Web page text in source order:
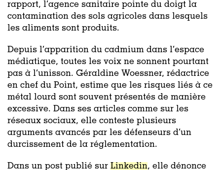
rapport, l’agence sanitaire pointe du doigt la
contamination des sols agricoles dans lesquels
les aliments sont produits.
Depuis l’apparition du cadmium dans l’espace
médiatique, toutes les voix ne sonnent pourtant
pas à l’unisson. Géraldine Woessner, rédactrice
en chef du Point, estime que les risques liés à ce
métal lourd sont souvent présentés de manière
excessive. Dans ses articles comme sur les
réseaux sociaux, elle conteste plusieurs
arguments avancés par les défenseurs d’un
durcissement de la réglementation.
Dans un post publié sur Linkedin, elle dénonce